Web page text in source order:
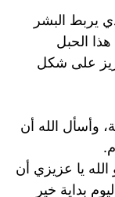
يربط البشر
الحبل
على شكل
وأسأل الله أن
الله يا عزيزي أن
بداية خير